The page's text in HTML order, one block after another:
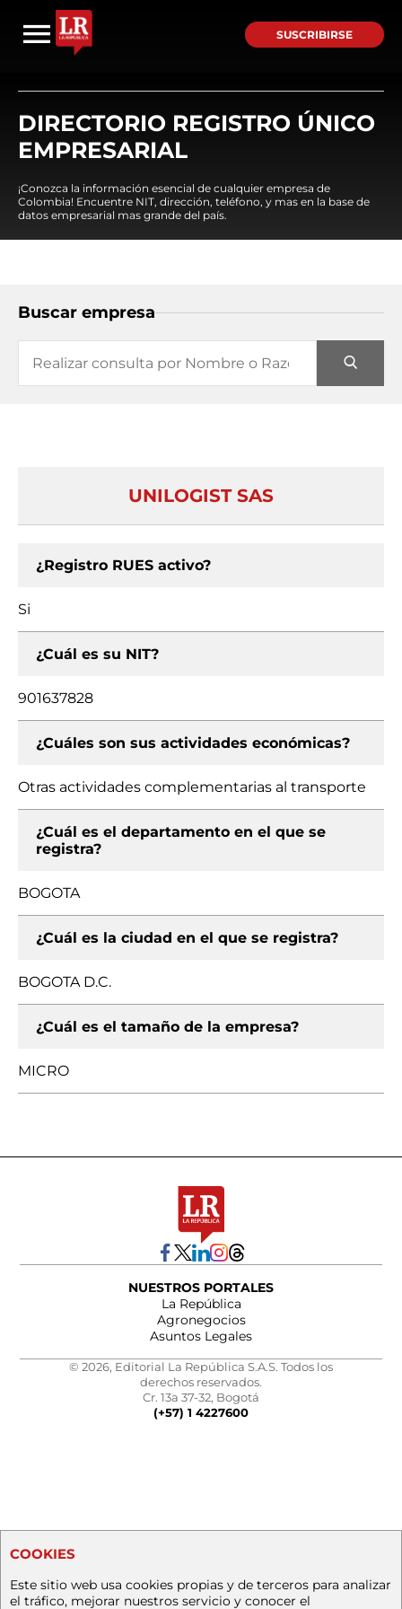
SUSCRIBIRSE
DIRECTORIO REGISTRO ÚNICO
EMPRESARIAL
¡Conozca la información esencial de cualquier empresa de
Colombia! Encuentre NIT, dirección, teléfono, y mas en la base de
datos empresarial mas grande del país.
Buscar empresa
UNILOGIST SAS
¿Registro RUES activo?
Si
¿Cuál es su NIT?
901637828
¿Cuáles son sus actividades económicas?
Otras actividades complementarias al transporte
¿Cuál es el departamento en el que se
registra?
BOGOTA
¿Cuál es la ciudad en el que se registra?
BOGOTA D.C.
¿Cuál es el tamaño de la empresa?
MICRO
NUESTROS PORTALES
La República
Agronegocios
Asuntos Legales
© 2026, Editorial La República S.A.S. Todos los
derechos reservados.
Cr. 13a 37-32, Bogotá
(+57) 1 4227600
COOKIES
Este sitio web usa cookies propias y de terceros para analizar
el tráfico, mejorar nuestros servicio y conocer el